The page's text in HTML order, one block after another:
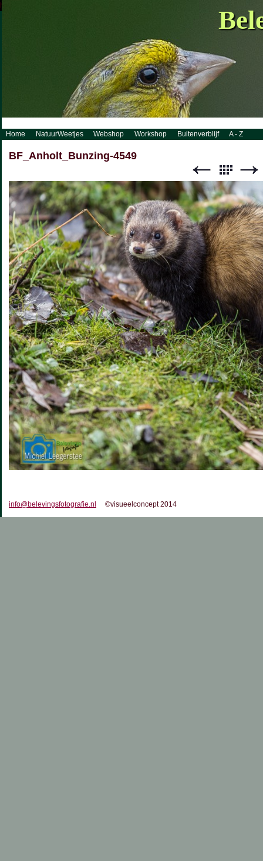
http://www.visueelconcept.nl/sitemap.xml.gz
Home NatuurWeetjes Webshop Workshop Buitenverblijf A - Z
BF_Anholt_Bunzing-4549
info@belevingsfotografie.nl ©visueelconcept 2014